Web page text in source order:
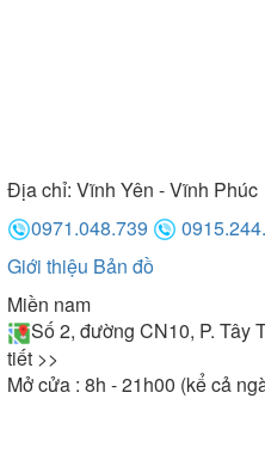
Địa chỉ: Vĩnh Yên - Vĩnh Phúc
0971.048.739
Giới thiệu Bản đồ
Miền nam
Số 2, đường CN10, P. Tây
tiết >>
Mở cửa : 8h - 21h00 (kể cả